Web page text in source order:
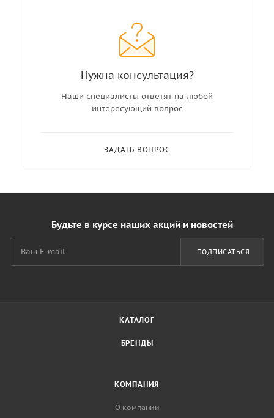
Нужна консультация?
Наши специалисты ответят на любой
интересующий вопрос
ЗАДАТЬ ВОПРОС
Будьте в курсе наших акций и новостей
ПОДПИСАТЬСЯ
КАТАЛОГ
БРЕНДЫ
КОМПАНИЯ
О компании